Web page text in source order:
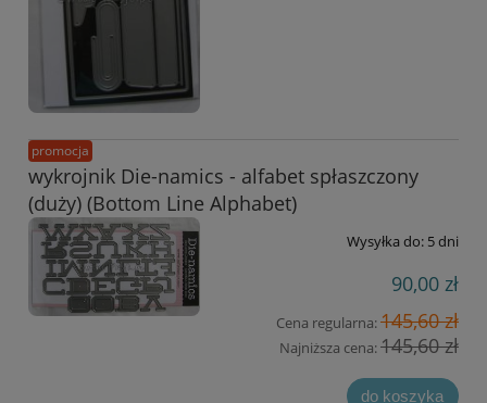
wykrojnik Die-namics - alfabet spłaszczony
(duży) (Bottom Line Alphabet)
Wysyłka do: 5 dni
90,00 zł
Cena regularna:145,60 zł
Najniższa cena:145,60 zł
do koszyka
promocja